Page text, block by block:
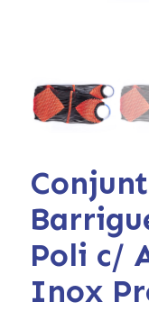
Poli c/
Inox